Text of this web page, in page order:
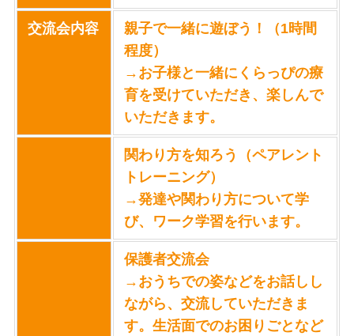
交流会内容
親子で一緒に遊ぼう！（1時間
程度）
→お子様と一緒にくらっぴの療
育を受けていただき、楽しんで
いただきます。
関わり方を知ろう（ペアレント
トレーニング）
→発達や関わり方について学
び、ワーク学習を行います。
保護者交流会
→おうちでの姿などをお話しし
ながら、交流していただきま
す。生活面でのお困りごとなど